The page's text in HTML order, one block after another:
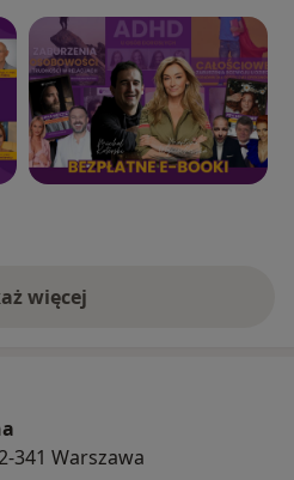
więcej
o doświadczeniu
341 Warszawa